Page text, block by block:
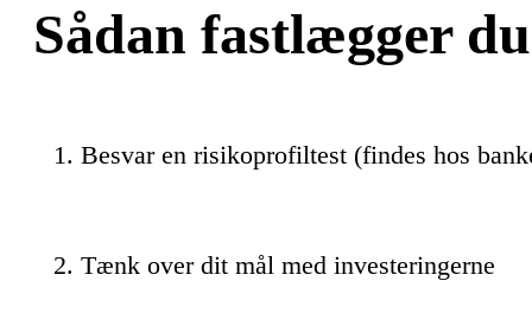
Sådan fastlægger
Besvar en risikoprofiltest (findes hos
Tænk over dit mål med investeringerne